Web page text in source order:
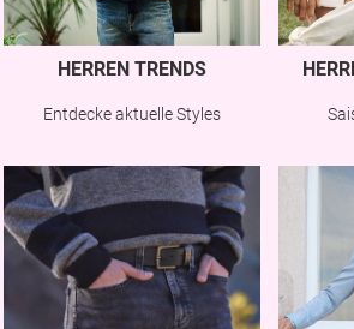
HERREN TRENDS
Entdecke aktuelle Styles